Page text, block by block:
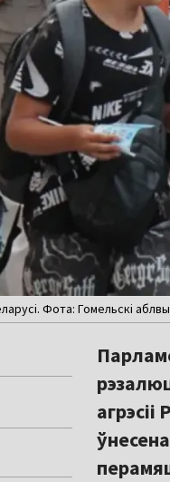
Фота: Гомельскі